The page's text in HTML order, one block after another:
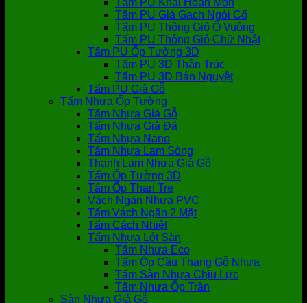
Tấm PU Khải Hoàn Môn
Tấm PU Giả Gạch Ngói Cổ
Tấm PU Thông Gió Ô Vuông
Tấm PU Thông Gió Chữ Nhật
Tấm PU Ốp Tường 3D
Tấm PU 3D Thân Trúc
Tấm PU 3D Bán Nguyệt
Tấm PU Giả Gỗ
Tấm Nhựa Ốp Tường
Tấm Nhựa Giả Gỗ
Tấm Nhựa Giả Đá
Tấm Nhựa Nano
Tấm Nhựa Lam Sóng
Thanh Lam Nhựa Giả Gỗ
Tấm Ốp Tường 3D
Tấm Ốp Than Tre
Vách Ngăn Nhựa PVC
Tấm Vách Ngăn 2 Mặt
Tấm Cách Nhiệt
Tấm Nhựa Lót Sàn
Tấm Nhựa Eco
Tấm Ốp Cầu Thang Gỗ Nhựa
Tấm Sàn Nhựa Chịu Lực
Tấm Nhựa Ốp Trần
Sàn Nhựa Giả Gỗ